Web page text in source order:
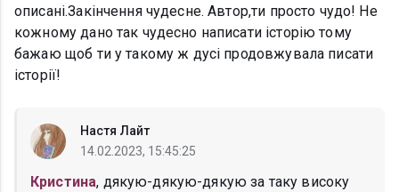
описані.Закінчення чудесне. Автор,ти просто чудо! Не
кожному дано так чудесно написати історію тому
бажаю щоб ти у такому ж дусі продовжувала писати
історії!
Настя Лайт
14.02.2023, 15:45:25
Кристина, дякую-дякую-дякую за таку високу